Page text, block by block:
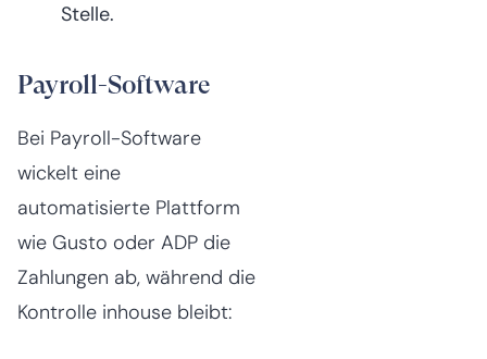
Stelle.
Payroll-Software
Bei Payroll-Software
wickelt eine
automatisierte Plattform
wie Gusto oder ADP die
Zahlungen ab, während die
Kontrolle inhouse bleibt: